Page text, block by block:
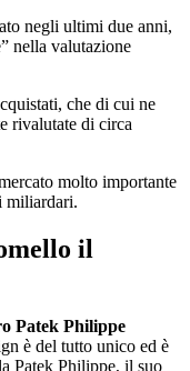
negli ultimi due anni,
nella valutazione
che di cui ne
rivalutate di circa
molto importante
miliardari.
il
Patek Philippe
è del tutto unico ed è
Patek Philippe, il suo